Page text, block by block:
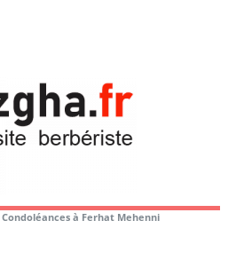
Condoléances à Ferhat Mehenni